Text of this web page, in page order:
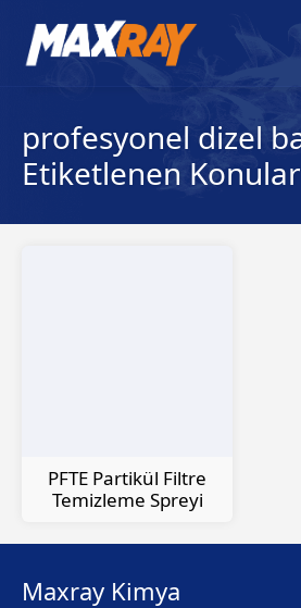
profesyonel dizel
Etiketlenen Konular
PFTE Partikül Filtre
Temizleme Spreyi
Maxray Kimya